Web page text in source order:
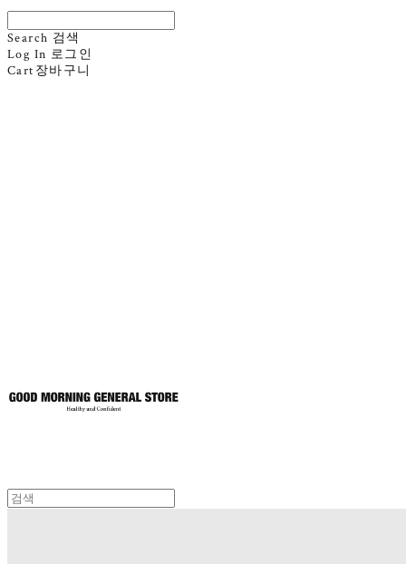
Search 검색
Log In 로그인
Cart 장바구니